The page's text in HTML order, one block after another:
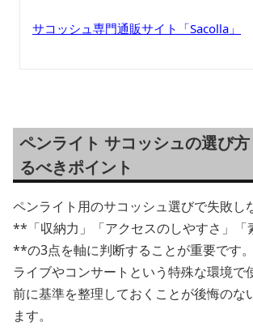
サコッシュ専門通販サイト「Sacolla」
ペンライト サコッシュの選び
るべきポイント
ペンライト用のサコッシュ選びで失敗し
**「収納力」「アクセスのしやすさ」「
**の3点を軸に判断することが重要です。
ライブやコンサートという特殊な環境で
前に基準を整理しておくことが後悔のな
ます。